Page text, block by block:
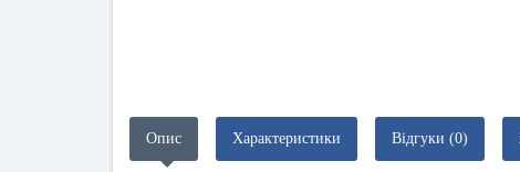
Опис Характеристики Відгуки (0)